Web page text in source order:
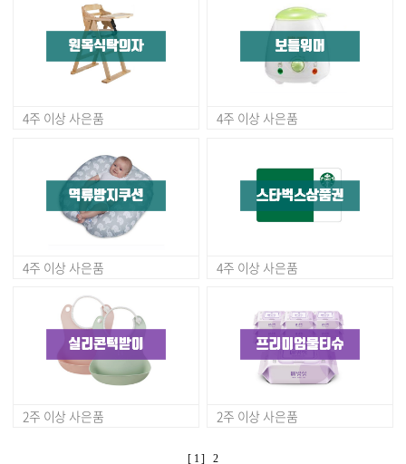
4주 이상 사은품 4주 이상 사은품
4주 이상 사은품 4주 이상 사은품
2주 이상 사은품 2주 이상 사은품
[ 1 ] 2